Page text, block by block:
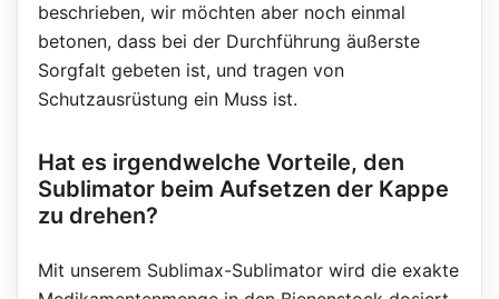
beschrieben, wir möchten aber noch einmal
betonen, dass bei der Durchführung äußerste
Sorgfalt gebeten ist, und tragen von
Schutzausrüstung ein Muss ist.
Hat es irgendwelche Vorteile, den
Sublimator beim Aufsetzen der Kappe
zu drehen?
Mit unserem Sublimax-Sublimator wird die exakte